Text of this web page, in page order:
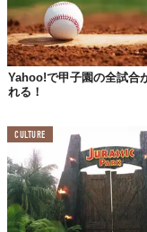
アーダーン首相率いる
制整備が実を結び、感
素晴らしい成果を上げ
世界から称賛を浴びた
しつつある今日、開催
ルディスタンス
も必要
まだ苦しい状況の続
ある明るい未来を見せ
“アフターコロナ” は実
Yahoo!で甲子園の全試合
れる！
CULTURE